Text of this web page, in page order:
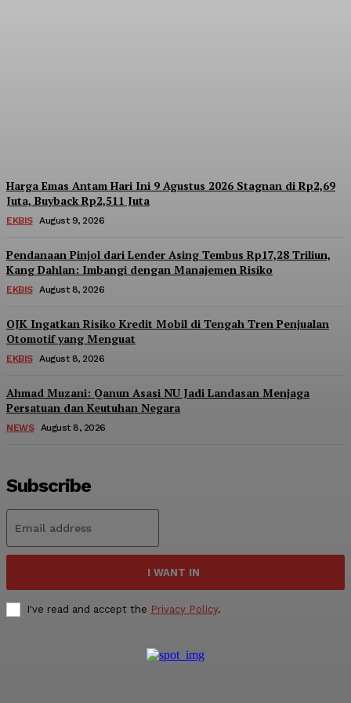
Harga Emas Antam Hari Ini 9 Agustus 2026 Stagnan di Rp2,69
Juta, Buyback Rp2,511 Juta
EKBIS August 9, 2026
Pendanaan Pinjol dari Lender Asing Tembus Rp17,28 Triliun,
Kang Dahlan: Imbangi dengan Manajemen Risiko
EKBIS August 8, 2026
OJK Ingatkan Risiko Kredit Mobil di Tengah Tren Penjualan
Otomotif yang Menguat
EKBIS August 8, 2026
Ahmad Muzani: Qanun Asasi NU Jadi Landasan Menjaga
Persatuan dan Keutuhan Negara
NEWS August 8, 2026
Subscribe
I WANT IN
I've read and accept the Privacy Policy.